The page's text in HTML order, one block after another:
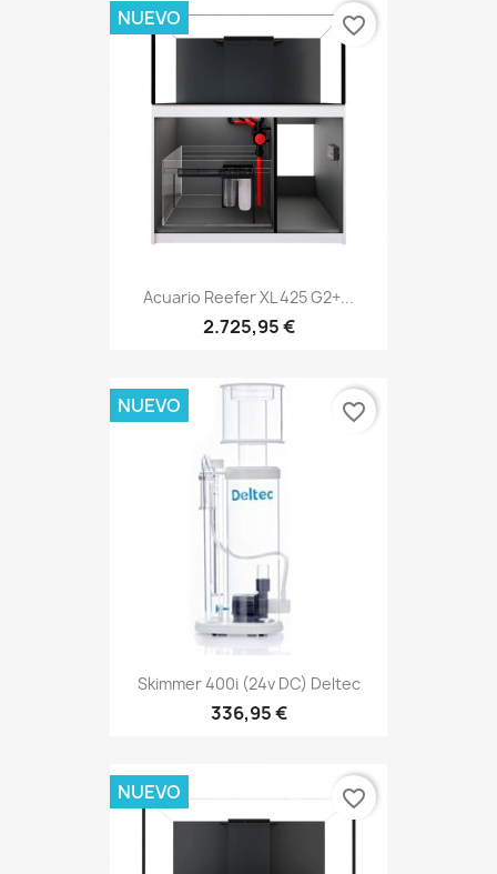
Acuario Reefer XL 425 G2+...
2.725,95 €
NUEVO favorite_border
Skimmer 400i (24v DC) Deltec
336,95 €
NUEVO favorite_border
NUEVO favorite_border